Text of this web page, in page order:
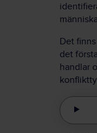
Det
det
handlar